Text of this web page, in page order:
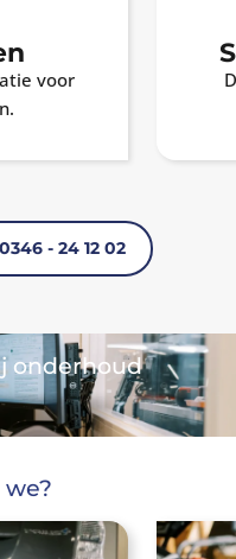
voor
- 24 12 02
onderhoud